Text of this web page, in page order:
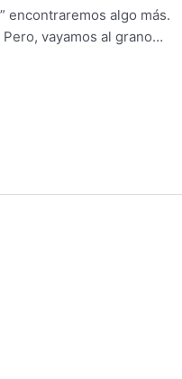
encontraremos algo más.
vayamos al grano…